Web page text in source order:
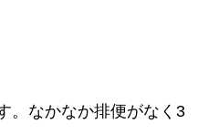
。なかなか排便がなく3